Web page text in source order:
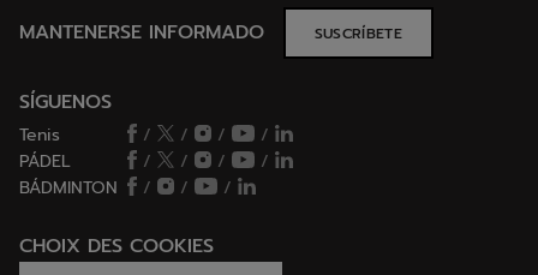
MANTENERSE INFORMADO SUSCRÍBETE
SÍGUENOS
Tenis / / /
/
PÁDEL
/ / /
/
BÁDMINTON
/ / /
CHOIX DES COOKIES